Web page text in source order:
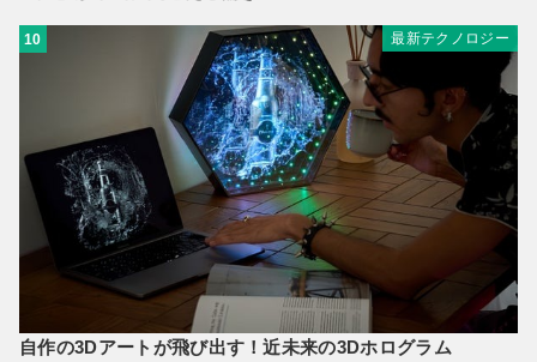
10 最新テクノロジー
自作の3Dアートが飛び出す！近未来の3Dホログラム